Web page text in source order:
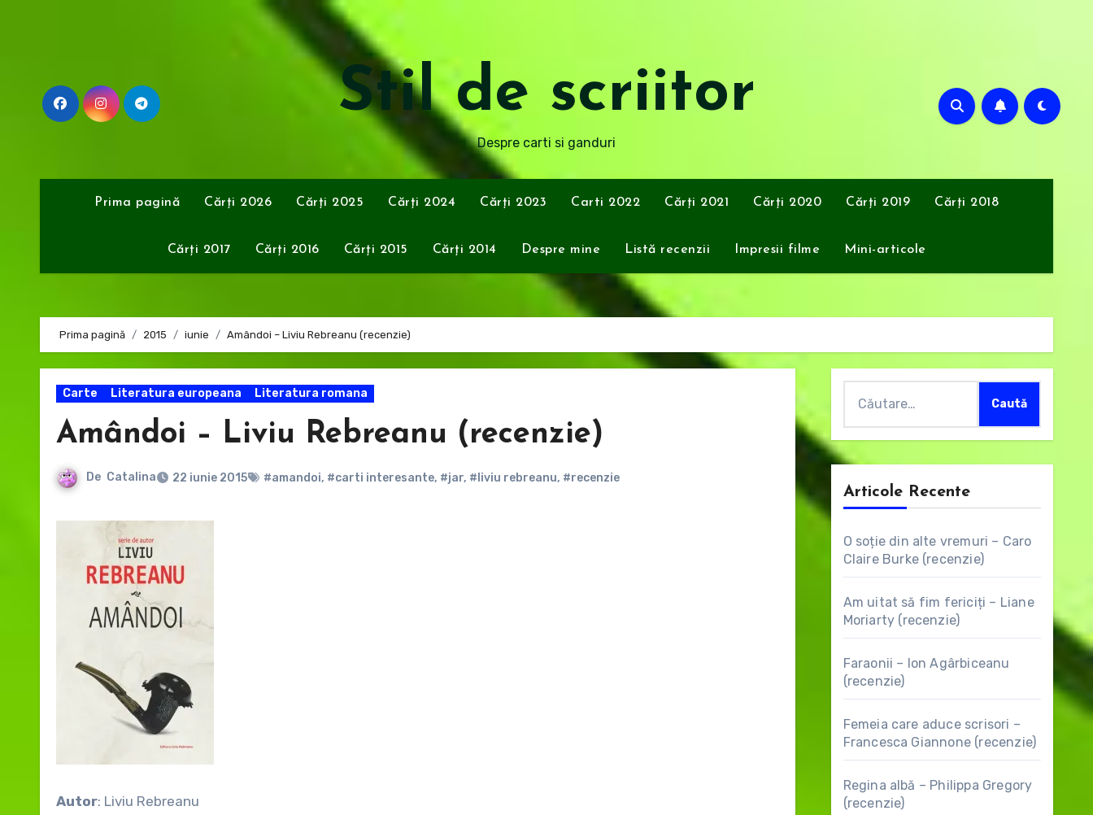
Stil de scriitor
Despre carti si ganduri
Prima pagină Cărți 2026 Cărți 2025 Cărți 2024 Cărți 2023 Carti 2022 Cărți 2021 Cărți 2020 Cărți 2019 Cărți 2018
Cărți 2017 Cărți 2016 Cărți 2015 Cărți 2014 Despre mine Listă recenzii Impresii filme Mini-articole
Prima pagină 2015 iunie Amândoi – Liviu Rebreanu (recenzie)
Carte Literatura europeana Literatura romana
Amândoi – Liviu Rebreanu (recenzie)
De Catalina 22 iunie 2015 #amandoi, #carti interesante, #jar, #liviu rebreanu, #recenzie
Autor: Liviu Rebreanu
după:
Articole Recente
O soție din alte vremuri – Caro
Claire Burke (recenzie)
Am uitat să fim fericiți – Liane
Moriarty (recenzie)
Faraonii – Ion Agârbiceanu
(recenzie)
Femeia care aduce scrisori –
Francesca Giannone (recenzie)
Regina albă – Philippa Gregory
(recenzie)